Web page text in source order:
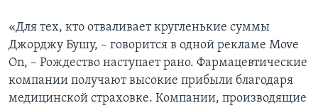
«Для тех, кто отваливает кругленькие суммы
Джорджу Бушу, – говорится в одной рекламе Move
On, – Рождество наступает рано. Фармацевтические
компании получают высокие прибыли благодаря
медицинской страховке. Компании, производящие